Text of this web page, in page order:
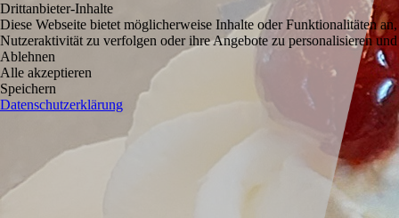
Drittanbieter-Inhalte
Diese Webseite bietet möglicherweise Inhalte oder Funktionalitäten
Nutzeraktivität zu verfolgen oder ihre Angebote zu personalisieren
Ablehnen
Alle akzeptieren
Speichern
Datenschutzerklärung